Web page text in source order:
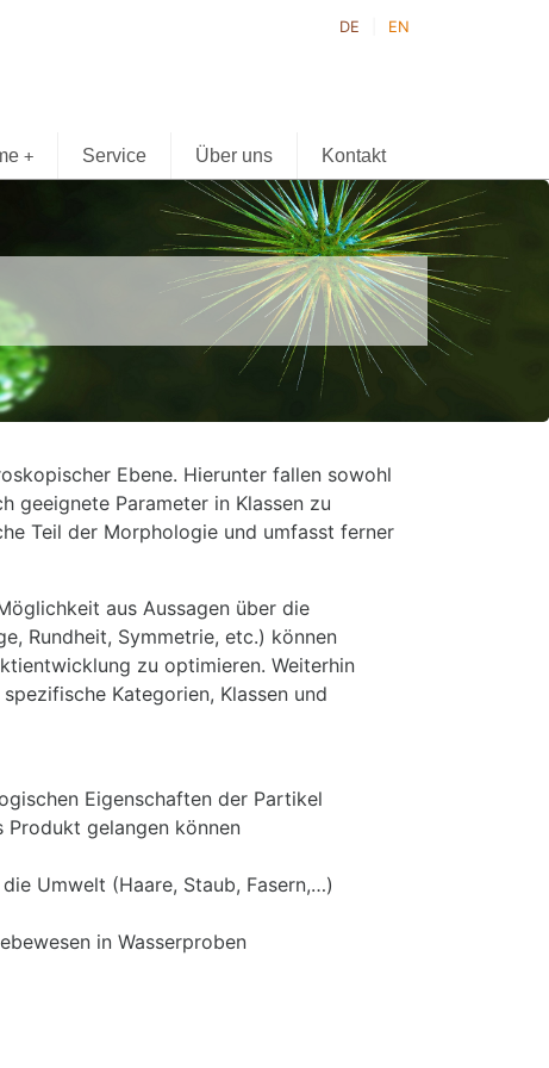
DE EN
+ Service Über uns Kontakt
Ebene. Hierunter fallen sowohl
geeignete Parameter in Klassen zu
Teil der Morphologie und umfasst ferner
aus Aussagen über die
Rundheit, Symmetrie, etc.) können
zu optimieren. Weiterhin
Kategorien, Klassen und
Eigenschaften der Partikel
gelangen können
Umwelt (Haare, Staub, Fasern,…)
in Wasserproben